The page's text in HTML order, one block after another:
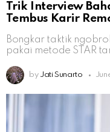
Trik Interview
Tembus Karir
Bongkar taktik
pakai metode STAR
by Jati Sunarto